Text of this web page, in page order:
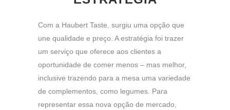
Com a Haubert Taste, surgiu uma opção que
une qualidade e preço. A estratégia foi trazer
um serviço que oferece aos clientes a
oportunidade de comer menos – mas melhor,
inclusive trazendo para a mesa uma variedade
de complementos, como legumes. Para
representar essa nova opção de mercado,